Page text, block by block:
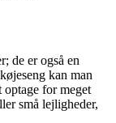
de er også en
kan man
for meget
små lejligheder,